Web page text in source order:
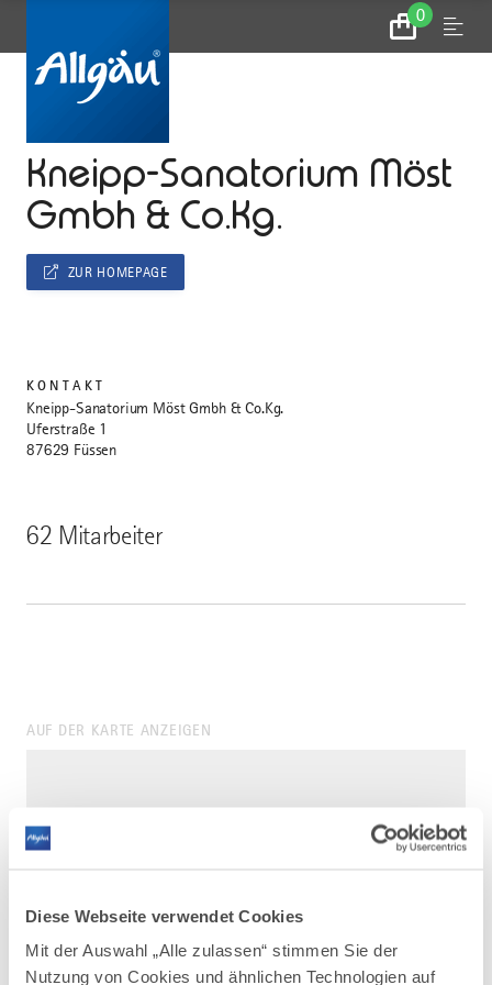
Diese Webseite verwendet Cookies
Mit der Auswahl „Alle zulassen“ stimmen Sie der
Nutzung von Cookies und ähnlichen Technologien auf
0
Zum
Warenkorb
Menu
Kneipp-Sanatorium Möst
Gmbh & Co.Kg.
62 Mitarbeiter
ZUR HOMEPAGE
KONTAKT
Kneipp-Sanatorium Möst Gmbh & Co.Kg.
Uferstraße 1
87629 Füssen
AUF DER KARTE ANZEIGEN